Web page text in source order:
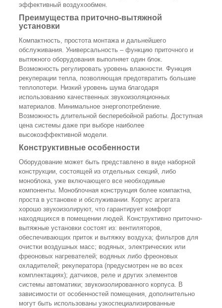
эффективный воздухообмен.
Преимущества приточно-вытяжной
установки
Компактность, простота монтажа и дальнейшего
обслуживания. Универсальность – функцию приточного и
вытяжного оборудования выполняет один блок.
Возможность регулировать уровень влажности. Функция
рекуперации тепла, позволяющая предотвратить большие
теплопотери. Низкий уровень шума благодаря
использованию качественных звукоизоляционных
материалов. Минимальное энергопотребление.
Возможность длительной бесперебойной работы. Доступная
цена системы даже при выборе наиболее
высокоэффективной модели.
Конструктивные особенности
Оборудование может быть представлено в виде наборной
конструкции, состоящей из отдельных секций, либо
моноблока, уже включающего все необходимые
компоненты. Моноблочная конструкция более компактна,
проста в установке и обслуживании. Корпус агрегата
хорошо звукоизолируют, что гарантирует комфорт
находящихся в помещении людей. Конструктивно приточно-
вытяжные установки состоят из: вентиляторов,
обеспечивающих приток и вытяжку воздуха; фильтров для
очистки воздушных масс; водяных, электрических или
фреоновых нагревателей; водяных либо фреоновых
охладителей; рекуператора (предусмотрен не во всех
комплектациях); датчиков, реле и других элементов
системы автоматики; звукоизолированного корпуса. В
зависимости от особенностей помещения, дополнительно
могут быть использованы узкоспециализированные